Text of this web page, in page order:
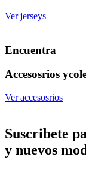
Ver jerseys
Encuentra
Accesosrios y
Ver accesosrios
Suscribete
y nuevos